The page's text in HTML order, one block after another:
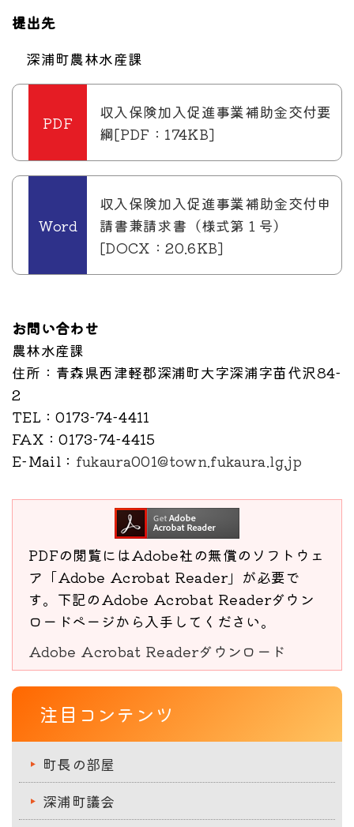
提出先
深浦町農林水産課
収入保険加入促進事業補助金交付要
綱[PDF：174KB]
収入保険加入促進事業補助金交付申
請書兼請求書（様式第１号）
[DOCX：20.6KB]
お問い合わせ
農林水産課
住所 ：青森県西津軽郡深浦町大字深浦字苗代沢84-
2
TEL ：0173-74-4411
FAX ：0173-74-4415
E-Mail ： fukaura001@town.fukaura.lg.jp
PDFの閲覧にはAdobe社の無償のソフトウェ
ア「Adobe Acrobat Reader」が必要で
す。下記のAdobe Acrobat Readerダウン
ロードページから入手してください。
Adobe Acrobat Readerダウンロード
注目コンテンツ
町長の部屋
深浦町議会